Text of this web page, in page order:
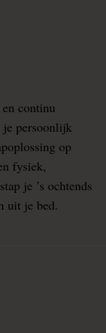
continu
je persoonlijk
op
fysiek,
je ’s ochtends
uit je bed.